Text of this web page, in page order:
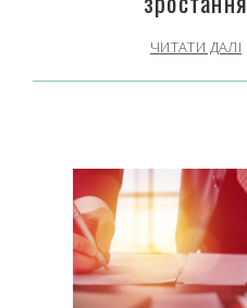
ЧИТАТИ ДАЛІ